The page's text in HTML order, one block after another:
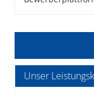
Unser